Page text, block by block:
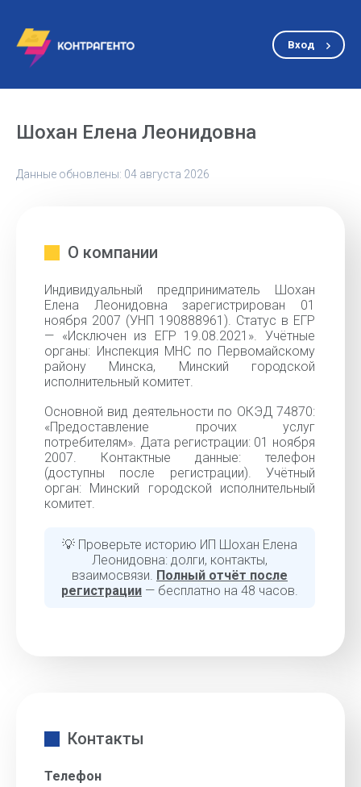
Вход
Шохан Елена Леонидовна
Данные обновлены: 04 августа 2026
О компании
Индивидуальный предприниматель Шохан
Елена Леонидовна зарегистрирован 01
ноября 2007 (УНП 190888961). Статус в ЕГР
— «Исключен из ЕГР 19.08.2021». Учётные
органы: Инспекция МНС по Первомайскому
району Минска, Минский городской
исполнительный комитет.
Основной вид деятельности по ОКЭД 74870:
«Предоставление прочих услуг
потребителям». Дата регистрации: 01 ноября
2007. Контактные данные: телефон
(доступны после регистрации). Учётный
орган: Минский городской исполнительный
комитет.
💡 Проверьте историю ИП Шохан Елена
Леонидовна: долги, контакты,
взаимосвязи. Полный отчёт после
регистрации — бесплатно на 48 часов.
Контакты
Телефон